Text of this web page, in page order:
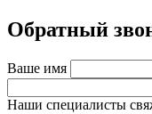
Обратный
Ваше имя
Наши специалисты